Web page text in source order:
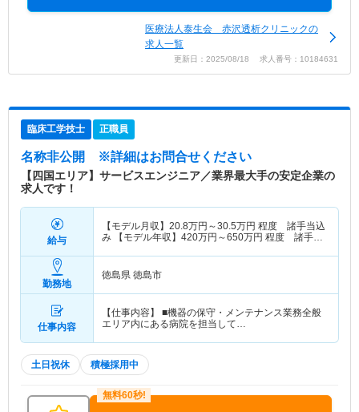
医療法人泰生会 赤沢透析クリニックの
求人一覧
更新日：2025/08/18 求人番号：10184631
臨床工学技士 正職員
名称非公開 ※詳細はお問合せください
【四国エリア】サービスエンジニア／業界最大手の安定企業の
求人です！
給与
【モデル月収】 20.8万円～30.5万円 程度 諸手当込
み 【モデル年収】 420万円～650万円 程度 諸手当
勤務地
徳島県 徳島市
仕事内容
【仕事内容】 ■機器の保守・メンテナンス業務全般
エリア内にある病院を担当して…
土日祝休 積極採用中